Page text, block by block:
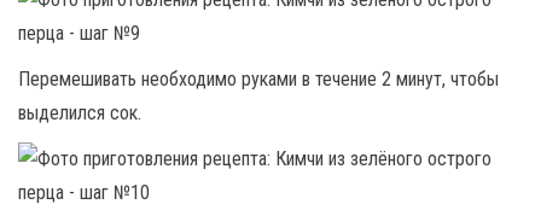
Перемешивать необходимо руками в течение 2 минут, чтобы
выделился сок.